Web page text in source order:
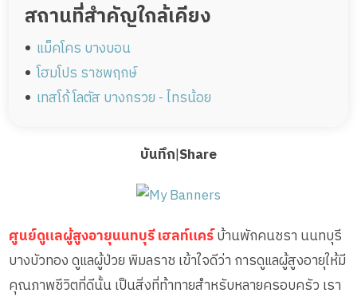
สถานที่สำคัญใกล้เคียง
แม็คโคร บางบอน
โฮมโปร ราชพฤกษ์
เทสโก้ โลตัส บางกรวย - ไทรน้อย
บันทึก|Share
ศูนย์ดูแลผู้สูงอายุนนทบุรี เฮลท์แคร์บ้านพักคนชรา นนทบุรี
บางบัวทอง ดูแลผู้ป่วย พิมลราช เข้าใจดีว่า การดูแลผู้สูงอายุให้มี
คุณภาพชีวิตที่ดีนั้น เป็นสิ่งที่ท้าทายสำหรับหลายครอบครัว เรา